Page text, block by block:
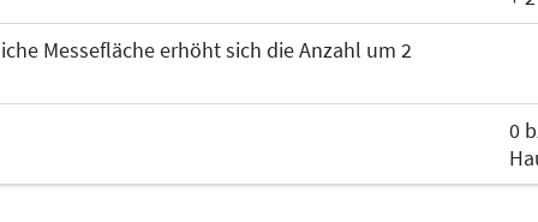
für alle Veranstaltungen aus dem Bereich Phantastik,
Messefläche erhöht sich die Anzahl um 2
0